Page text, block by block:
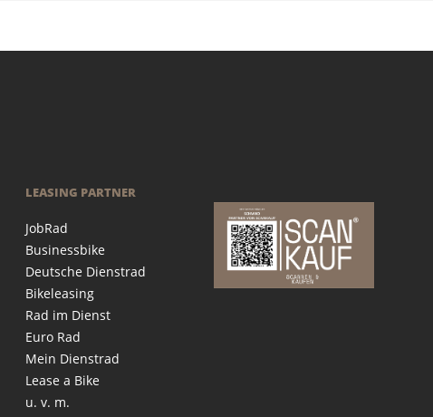
LEASING PARTNER
JobRad
Businessbike
Deutsche Dienstrad
Bikeleasing
Rad im Dienst
Euro Rad
Mein Dienstrad
Lease a Bike
u. v. m.